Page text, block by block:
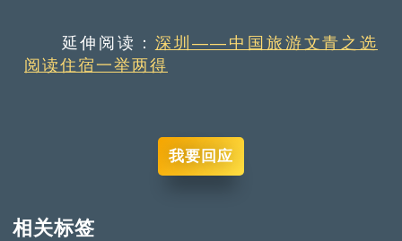
延伸阅读： 深圳——中国旅游文青之选
阅读住宿一举两得
我要回应
相关标签